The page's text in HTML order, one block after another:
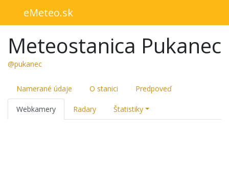
eMeteo.sk
Meteostanica Pukanec
@pukanec
Namerané údaje O stanici Predpoveď
Webkamery Radary Štatistiky